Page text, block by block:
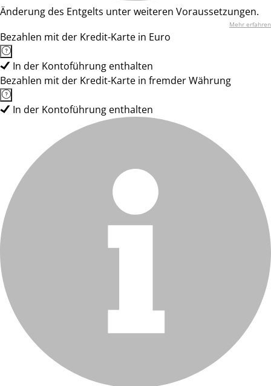
Änderung des Entgelts unter weiteren Voraussetzungen.
Mehr erfahren
Bezahlen mit der Kredit-Karte in Euro
In der Kontoführung enthalten
Bezahlen mit der Kredit-Karte in fremder Währung
In der Kontoführung enthalten